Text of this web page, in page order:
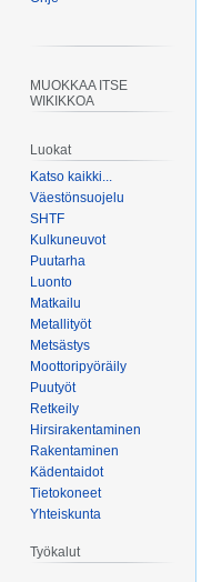
MUOKKAA ITSE
WIKIKKOA
Luokat
Katso kaikki...
Väestönsuojelu
SHTF
Kulkuneuvot
Puutarha
Luonto
Matkailu
Metallityöt
Metsästys
Moottoripyöräily
Puutyöt
Retkeily
Hirsirakentaminen
Rakentaminen
Kädentaidot
Tietokoneet
Yhteiskunta
Työkalut